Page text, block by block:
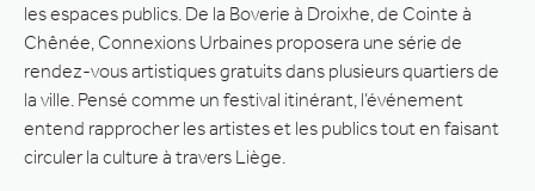
les espaces publics. De la Boverie à Droixhe, de Cointe à
Chênée, Connexions Urbaines proposera une série de
rendez-vous artistiques gratuits dans plusieurs quartiers de
la ville. Pensé comme un festival itinérant, l’événement
entend rapprocher les artistes et les publics tout en faisant
circuler la culture à travers Liège.